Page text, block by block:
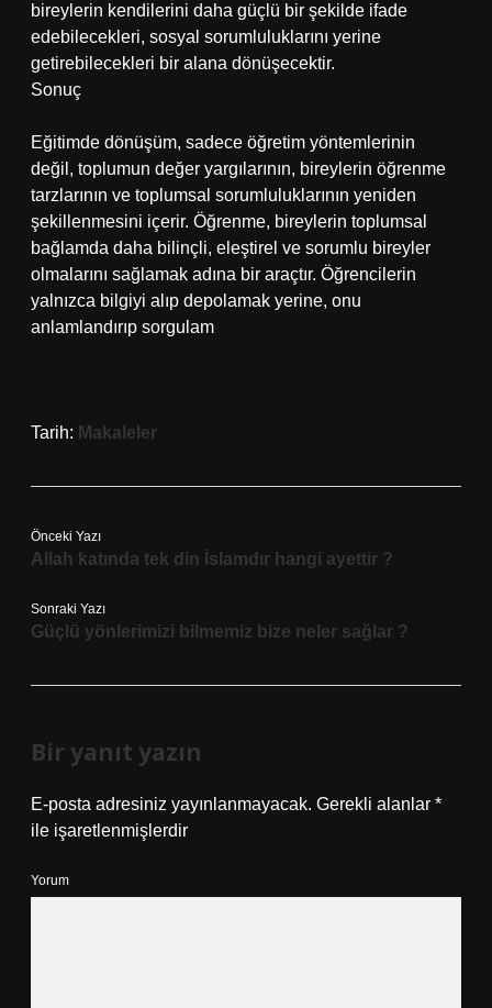
bireylerin kendilerini daha güçlü bir şekilde ifade
edebilecekleri, sosyal sorumluluklarını yerine
getirebilecekleri bir alana dönüşecektir.
Sonuç
Eğitimde dönüşüm, sadece öğretim yöntemlerinin
değil, toplumun değer yargılarının, bireylerin öğrenme
tarzlarının ve toplumsal sorumluluklarının yeniden
şekillenmesini içerir. Öğrenme, bireylerin toplumsal
bağlamda daha bilinçli, eleştirel ve sorumlu bireyler
olmalarını sağlamak adına bir araçtır. Öğrencilerin
yalnızca bilgiyi alıp depolamak yerine, onu
anlamlandırıp sorgulam
Tarih: Makaleler
Önceki Yazı
Allah katında tek din İslamdır hangi ayettir ?
Sonraki Yazı
Güçlü yönlerimizi bilmemiz bize neler sağlar ?
Bir yanıt yazın
E-posta adresiniz yayınlanmayacak. Gerekli alanlar *
ile işaretlenmişlerdir
Yorum